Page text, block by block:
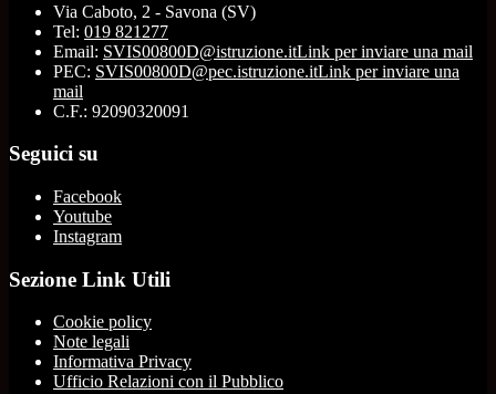
Via Caboto, 2 - Savona (SV)
Tel: 019 821277
Email: SVIS00800D@istruzione.itLink per inviare una mail
PEC: SVIS00800D@pec.istruzione.itLink per inviare una
mail
C.F.: 92090320091
Seguici su
Facebook
Youtube
Instagram
Sezione Link Utili
Cookie policy
Note legali
Informativa Privacy
Ufficio Relazioni con il Pubblico